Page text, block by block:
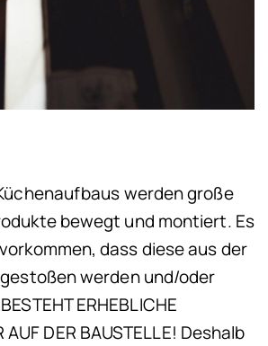
werden große
bewegt und montiert. Es
dass diese aus der
werden und/oder
ERHEBLICHE
AUF DER BAUSTELLE! Deshalb